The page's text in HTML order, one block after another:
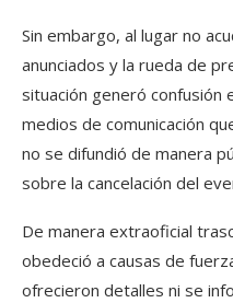
Sin embargo, al lugar no
anunciados y la rueda de
situación generó
medios de comunicación
no se difundió de manera
sobre la cancelación del
De manera extraoficial
obedeció a causas de
ofrecieron detalles ni se